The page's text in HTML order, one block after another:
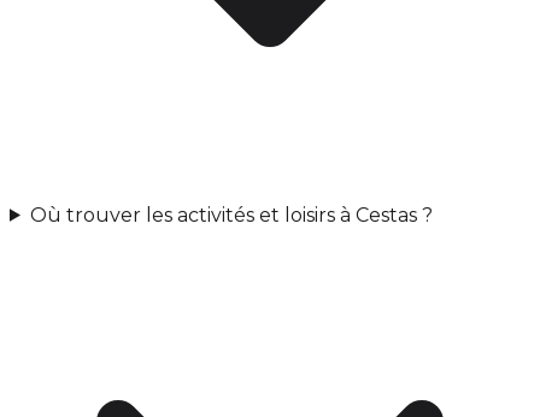
Où trouver les activités et loisirs à Cestas ?